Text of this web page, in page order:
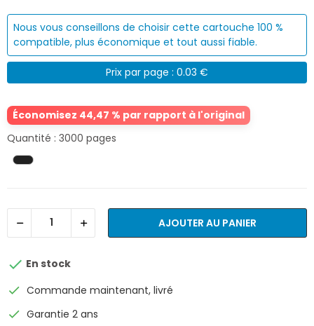
Nous vous conseillons de choisir cette cartouche 100 %
compatible, plus économique et tout aussi fiable.
Prix par page : 0.03 €
Économisez 44,47 % par rapport à l'original
Quantité : 3000 pages
AJOUTER AU PANIER
 En stock
check Commande maintenant, livré
check Garantie 2 ans